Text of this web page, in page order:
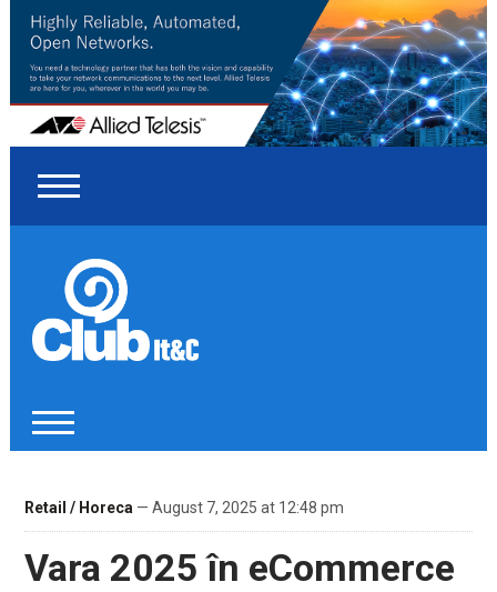
Retail / Horeca— August 7, 2025 at 12:48 pm
Vara 2025 în eCommerce